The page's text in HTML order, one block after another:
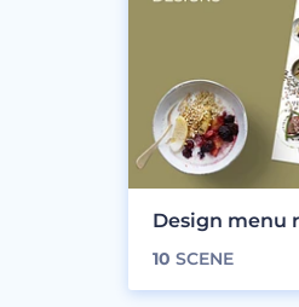
Design menu
10 SCENE